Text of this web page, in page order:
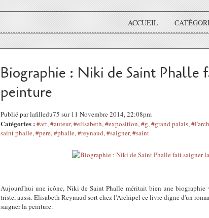
ACCUEIL
Biographie : Niki de Saint Phalle
peinture
Publié par lafilledu75 sur 11 Novembre 2014, 22:08pm
Catégories : #art,#auteur,#elisabeth,#exposition,#g,#grand palais,
saint phalle,#pere,#phalle,#reynaud,#saigner,#saint
Aujourd'hui une icône, Niki de Saint Phalle méritait bien une biographie
triste, aussi. Elisabeth Reynaud sort chez l'Archipel ce livre digne d'un
saigner la peinture.